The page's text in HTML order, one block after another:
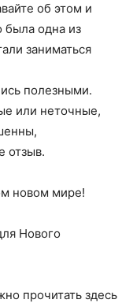
об этом и
была одна из
заниматься
полезными.
или неточные,
отзыв.
новом мире!
Нового
прочитать здесь